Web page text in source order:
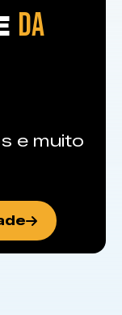
DA
e muito